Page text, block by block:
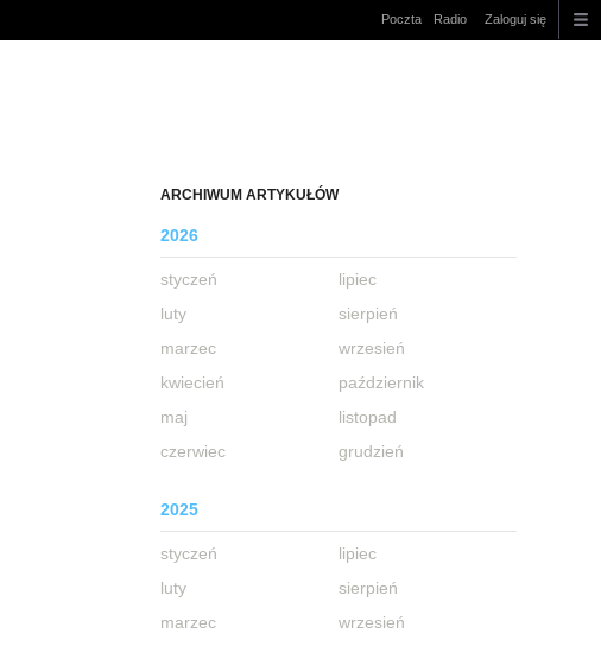
Poczta Radio Zaloguj się
ARCHIWUM ARTYKUŁÓW
2026
styczeń
luty
marzec
kwiecień
maj
czerwiec
lipiec
sierpień
wrzesień
październik
listopad
grudzień
2025
styczeń
luty
marzec
lipiec
sierpień
wrzesień